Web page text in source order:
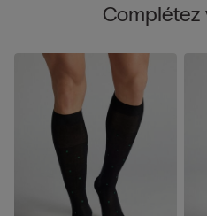
Complétez